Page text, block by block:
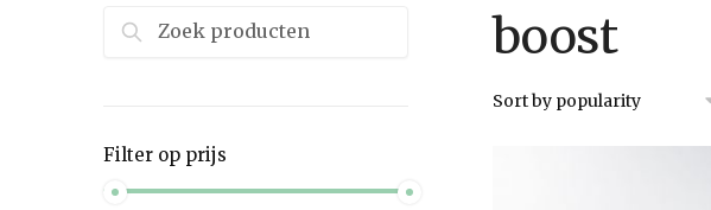
boost
Zoeken
naar:
Filter op prijs